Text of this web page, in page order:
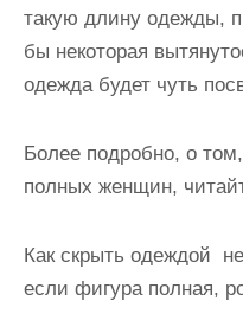
такую длину одежды,
бы некоторая
одежда будет чуть
Более подробно, о
полных женщин,
Как скрыть одеждой
если фигура полная,